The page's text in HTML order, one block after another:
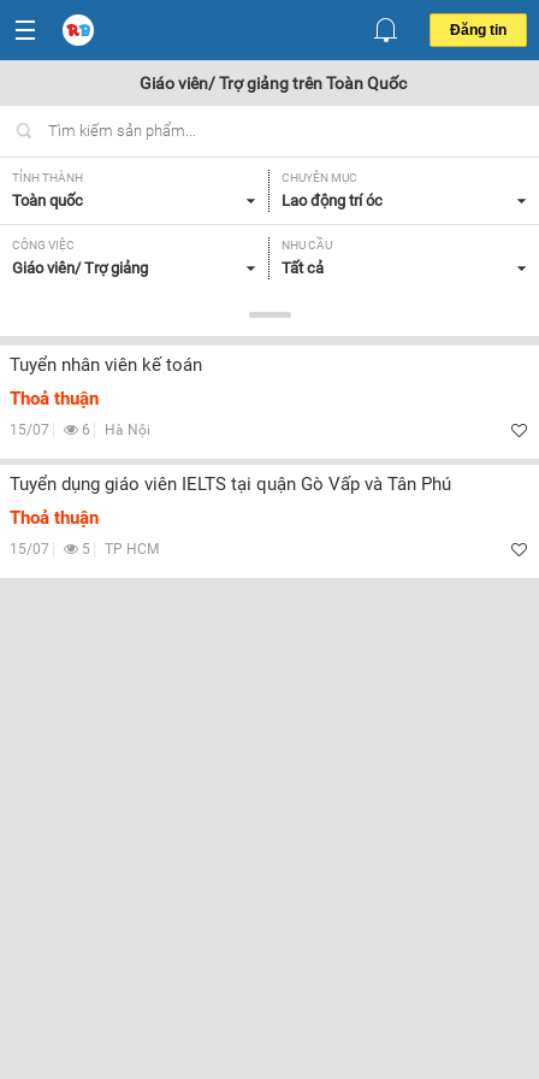
Đăng tin
Giáo viên/ Trợ giảng trên Toàn Quốc
TỈNH THÀNH
Toàn quốc
CHUYÊN MỤC
Lao động trí óc
CÔNG VIỆC
Giáo viên/ Trợ giảng
NHU CẦU
Tất cả
Tất cả
Tuyển nhân viên kế toán
Thoả thuận
15/07 6 Hà Nội
Tuyển dụng giáo viên IELTS tại quận Gò Vấp và Tân Phú
Thoả thuận
15/07 5 TP HCM